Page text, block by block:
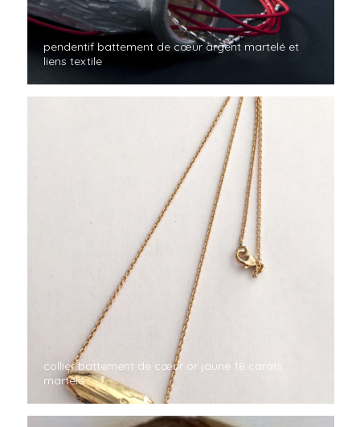
pendentif battement de cœur argent martelé et
liens textile
collier battement de cœur or jaune 18 carats
martelé